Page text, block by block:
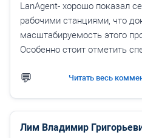
LanAgent- хорошо показал
рабочими станциями, что
масштабируемость этого
Особенно стоит отметить
Читать весь
Лим Владимир